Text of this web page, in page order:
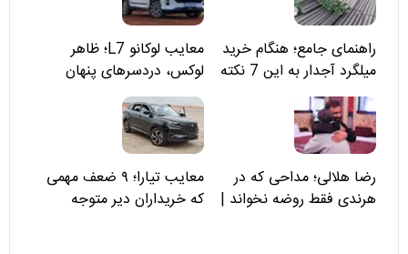
راهنمای جامع؛ هنگام خرید
میلگرد آجدار به این 7 نکته
توجه کنید
معایب لوکانو L7؛ ظاهر
لوکس، دردسرهای پنهان
رضا هلالی؛ مداحی که در
هرندی فقط روضه نخواند |
معایب تیارا؛ ۹ ضعف مهمی
که خریداران دیر متوجه